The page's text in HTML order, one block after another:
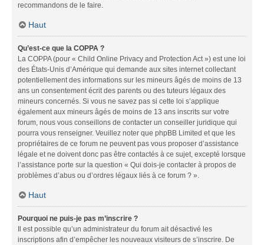
recommandons de le faire.
Haut
Qu’est-ce que la COPPA ?
La COPPA (pour « Child Online Privacy and Protection Act ») est une loi
des États-Unis d’Amérique qui demande aux sites internet collectant
potentiellement des informations sur les mineurs âgés de moins de 13
ans un consentement écrit des parents ou des tuteurs légaux des
mineurs concernés. Si vous ne savez pas si cette loi s’applique
également aux mineurs âgés de moins de 13 ans inscrits sur votre
forum, nous vous conseillons de contacter un conseiller juridique qui
pourra vous renseigner. Veuillez noter que phpBB Limited et que les
propriétaires de ce forum ne peuvent pas vous proposer d’assistance
légale et ne doivent donc pas être contactés à ce sujet, excepté lorsque
l’assistance porte sur la question « Qui dois-je contacter à propos de
problèmes d’abus ou d’ordres légaux liés à ce forum ? ».
Haut
Pourquoi ne puis-je pas m’inscrire ?
Il est possible qu’un administrateur du forum ait désactivé les
inscriptions afin d’empêcher les nouveaux visiteurs de s’inscrire. De